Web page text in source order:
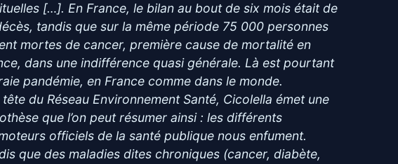
[…]. En France, le bilan au bout de six mois était de
tandis que sur la même période 75 000 personnes
mortes de cancer, première cause de mortalité en
dans une indifférence quasi générale. Là est pourtant
pandémie, en France comme dans le monde.
tête du Réseau Environnement Santé, Cicolella émet une
que l’on peut résumer ainsi : les différents
officiels de la santé publique nous enfument.
que des maladies dites chroniques (cancer, diabète,